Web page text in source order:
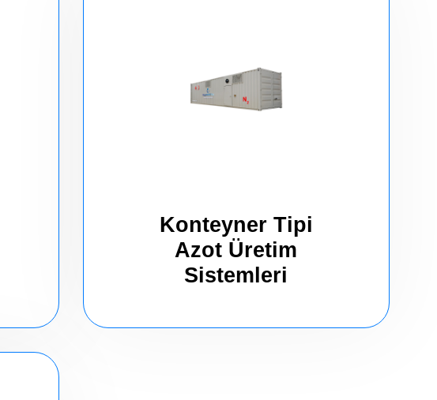
Konteyner Tipi
Azot Üretim
Sistemleri